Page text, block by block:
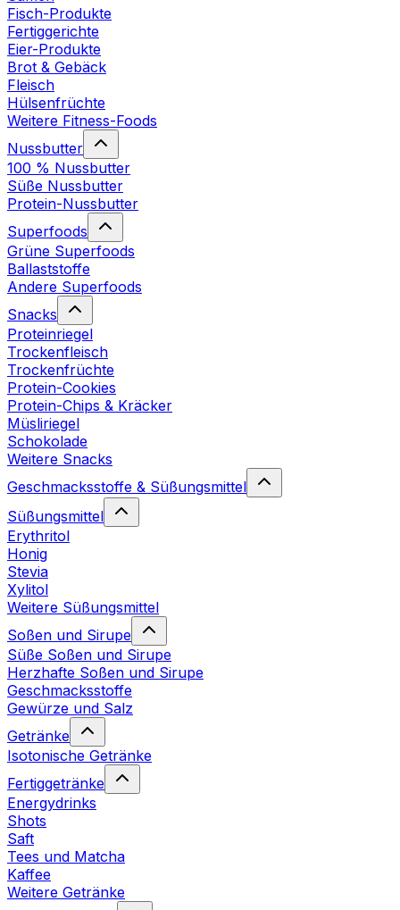
Fisch-Produkte
Fertiggerichte
Eier-Produkte
Brot & Gebäck
Fleisch
Hülsenfrüchte
Weitere Fitness-Foods
Nussbutter
100 % Nussbutter
Süße Nussbutter
Protein-Nussbutter
Superfoods
Grüne Superfoods
Ballaststoffe
Andere Superfoods
Snacks
Proteinriegel
Trockenfleisch
Trockenfrüchte
Protein-Cookies
Protein-Chips & Kräcker
Müsliriegel
Schokolade
Weitere Snacks
Geschmacksstoffe & Süßungsmittel
Süßungsmittel
Erythritol
Honig
Stevia
Xylitol
Weitere Süßungsmittel
Soßen und Sirupe
Süße Soßen und Sirupe
Herzhafte Soßen und Sirupe
Geschmacksstoffe
Gewürze und Salz
Getränke
Isotonische Getränke
Fertiggetränke
Energydrinks
Shots
Saft
Tees und Matcha
Kaffee
Weitere Getränke